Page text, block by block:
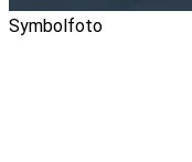
Symbolfoto